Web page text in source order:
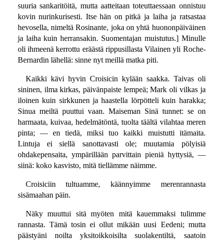
suuria sankaritöitä, mutta aatteitaan toteuttaessaan onnistuu
kovin nurinkurisesti. Itse hän on pitkä ja laiha ja ratsastaa
hevosella, nimeltä Rosinante, joka on yhtä huononpäiväinen
ja laiha kuin herransakin. Suomentajan muistutus.] Minulle
oli ihmeenä kerrottu eräästä rippusillasta Vilainen yli Roche-
Bernardin lähellä: sinne nyt meillä matka piti.
Kaikki kävi hyvin Croisicin kylään saakka. Taivas oli
sininen, ilma kirkas, päivänpaiste lempeä; Mark oli vilkas ja
iloinen kuin sirkkunen ja haastella lörpötteli kuin harakka;
Sinua meiltä puuttui vaan. Maiseman Sinä tunnet: se on
harmaata, kuivaa, hedelmätöntä, tuolta täältä vilahtaa meren
pinta; — en tiedä, miksi tuo kaikki muistutti itämaita.
Lintuja ei siellä sanottavasti ole; muutamia pölyisiä
ohdakepensaita, ympärillään parvittain pieniä hyttysiä, —
siinä: koko kasvisto, mitä tiellämme näimme.
Croisiciin tultuamme, käännyimme merenrannasta
sisämaahan päin.
Näky muuttui sitä myöten mitä kauemmaksi tulimme
rannasta. Tämä tosin ei ollut mikään uusi Eedeni; mutta
päästyäni noilta yksitoikkoisilta suolakentiltä, saatoin